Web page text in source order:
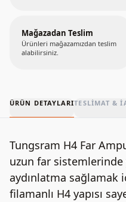
Mağazadan Teslim
Ürünleri mağazamızdan teslim
alabilirsiniz.
ÜRÜN DETAYLARITESLIMAT &
Tungsram H4 Far
uzun far sistemlerinde
aydınlatma
filamanlı H4 yapısı